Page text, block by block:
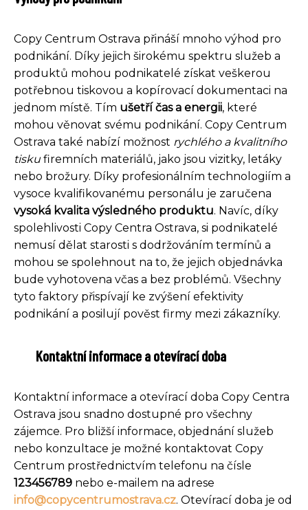
Copy Centrum Ostrava přináší mnoho výhod pro
podnikání. Díky jejich širokému spektru služeb a
produktů mohou podnikatelé získat veškerou
potřebnou tiskovou a kopírovací dokumentaci na
jednom místě. Tím ušetří čas a energii, které
mohou věnovat svému podnikání. Copy Centrum
Ostrava také nabízí možnost rychlého a kvalitního
tisku firemních materiálů, jako jsou vizitky, letáky
nebo brožury. Díky profesionálním technologiím a
vysoce kvalifikovanému personálu je zaručena
vysoká kvalita výsledného produktu. Navíc, díky
spolehlivosti Copy Centra Ostrava, si podnikatelé
nemusí dělat starosti s dodržováním termínů a
mohou se spolehnout na to, že jejich objednávka
bude vyhotovena včas a bez problémů. Všechny
tyto faktory přispívají ke zvýšení efektivity
podnikání a posilují pověst firmy mezi zákazníky.
Kontaktní informace a otevírací doba
Kontaktní informace a otevírací doba Copy Centra
Ostrava jsou snadno dostupné pro všechny
zájemce. Pro bližší informace, objednání služeb
nebo konzultace je možné kontaktovat Copy
Centrum prostřednictvím telefonu na čísle
123456789 nebo e-mailem na adrese
info@copycentrumostrava.cz. Otevírací doba je od